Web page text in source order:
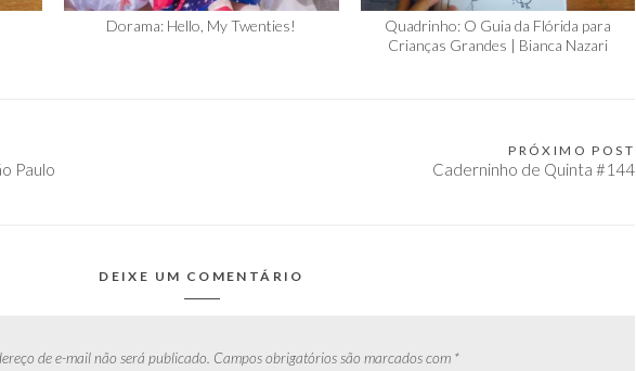
Dorama: Hello, My Twenties!
Quadrinho: O Guia da Flórida para
Crianças Grandes | Bianca Nazari
Paulo
PRÓXIMO POST
Caderninho de Quinta #144
DEIXE UM COMENTÁRIO
de e-mail não será publicado. Campos obrigatórios são marcados com *